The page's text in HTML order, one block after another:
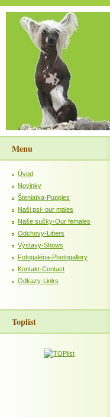
Menu
Úvod
Novinky
Šteniatka-Puppies
Naši psi- our males
Naše sučky-Our females
Odchovy-Litters
Výstavy-Shows
Fotogaléria-Photogallery
Kontakt-Contact
Odkazy-Links
Toplist